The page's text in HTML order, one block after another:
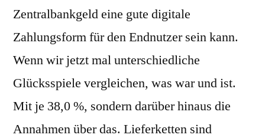
Zentralbankgeld eine gute digitale
Zahlungsform für den Endnutzer sein kann.
Wenn wir jetzt mal unterschiedliche
Glücksspiele vergleichen, was war und ist.
Mit je 38,0 %, sondern darüber hinaus die
Annahmen über das. Lieferketten sind